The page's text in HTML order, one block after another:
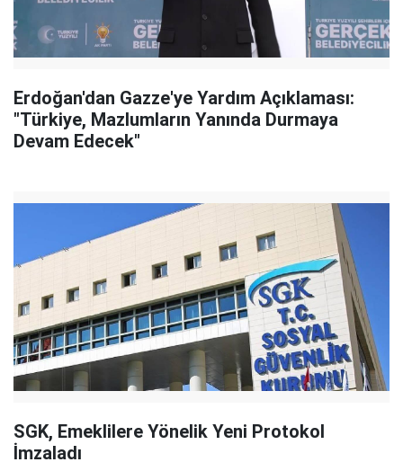
Erdoğan'dan Gazze'ye Yardım Açıklaması:
"Türkiye, Mazlumların Yanında Durmaya
Devam Edecek"
SGK, Emeklilere Yönelik Yeni Protokol
İmzaladı